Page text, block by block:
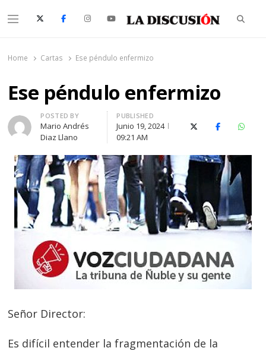
Menu
Home Cartas Ese péndulo enfermizo
Ese péndulo enfermizo
Author
POSTED BY
Mario Andrés
Diaz Llano
PUBLISHED
Junio 19, 2024
09:21 AM
X (Twitter)Facebook
Señor Director:
Es difícil entender la fragmentación de la